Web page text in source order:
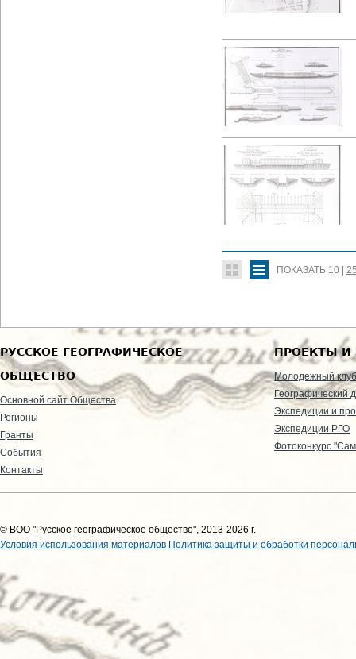
ПОКАЗАТЬ 10
РУССКОЕ ГЕОГРАФИЧЕСКОЕ
ОБЩЕСТВО
Основной сайт Общества
Регионы
Гранты
События
Контакты
ПРОЕКТЫ И
Молодежный клуб
Географический
Экспедиции и
Экспедиции РГО
Фотоконкурс
© ВОО "Русское географическое общество", 2013-2026 г.
Условия использования материалов Политика защиты и обработки